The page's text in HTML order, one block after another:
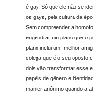
é gay. Só que ele não se
os gays, pela cultura da
Sem compreender a
engendrar um plano que o
plano inclui um “melhor
colega que é o seu oposto
dois vão transformar esse
papéis de gênero e
manter anônimo quando a